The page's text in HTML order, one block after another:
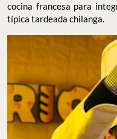
cocina francesa para
típica tardeada chilanga.